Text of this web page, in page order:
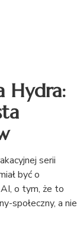
Hydra:
serii
być o
o tym, że to
społeczny, a nie